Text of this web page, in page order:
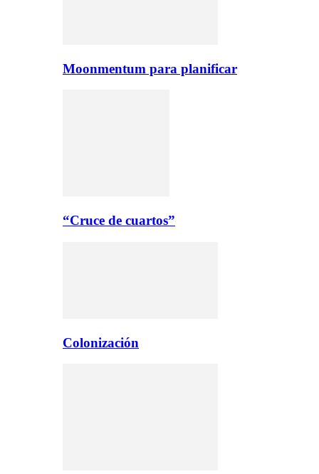
Moonmentum para planificar
“Cruce de cuartos”
Colonización